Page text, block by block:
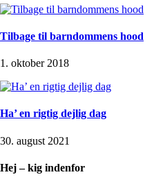
Tilbage til barndommens hood
1. oktober 2018
Ha’ en rigtig dejlig dag
30. august 2021
Hej – kig indenfor